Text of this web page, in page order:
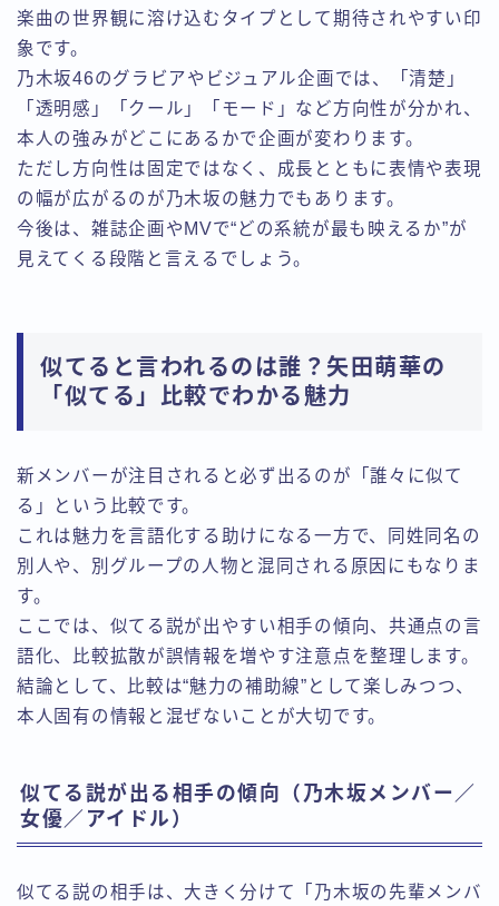
楽曲の世界観に溶け込むタイプとして期待されやすい印
象です。
乃木坂46のグラビアやビジュアル企画では、「清楚」
「透明感」「クール」「モード」など方向性が分かれ、
本人の強みがどこにあるかで企画が変わります。
ただし方向性は固定ではなく、成長とともに表情や表現
の幅が広がるのが乃木坂の魅力でもあります。
今後は、雑誌企画やMVで“どの系統が最も映えるか”が
見えてくる段階と言えるでしょう。
似てると言われるのは誰？矢田萌華の
「似てる」比較でわかる魅力
新メンバーが注目されると必ず出るのが「誰々に似て
る」という比較です。
これは魅力を言語化する助けになる一方で、同姓同名の
別人や、別グループの人物と混同される原因にもなりま
す。
ここでは、似てる説が出やすい相手の傾向、共通点の言
語化、比較拡散が誤情報を増やす注意点を整理します。
結論として、比較は“魅力の補助線”として楽しみつつ、
本人固有の情報と混ぜないことが大切です。
似てる説が出る相手の傾向（乃木坂メンバー／
女優／アイドル）
似てる説の相手は、大きく分けて「乃木坂の先輩メンバ